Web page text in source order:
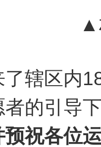
▲
辖区内
的引导
祝各位